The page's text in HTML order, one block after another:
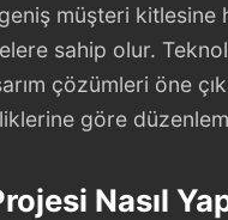
müşteri kitlesine
sahip olur.
çözümleri öne
göre
Nasıl